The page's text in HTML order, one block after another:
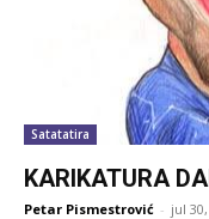
Satatatira
KARIKATURA
Petar Pismestrović - jul